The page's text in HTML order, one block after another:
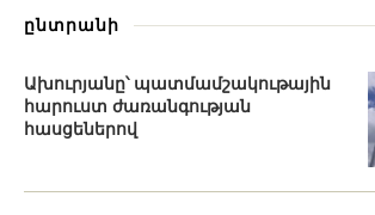
ընտրանի
Ախուրյանը՝ պատմամշակութային
հարուստ ժառանգության
հասցեներով